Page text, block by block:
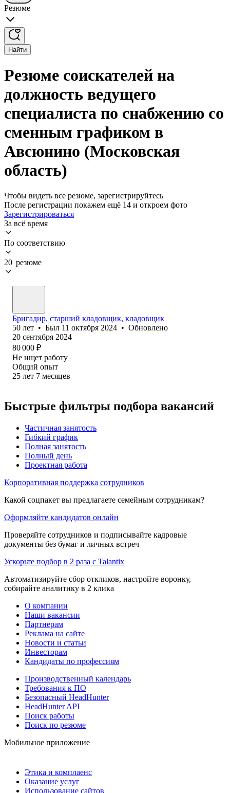
Резюме
Найти
Резюме соискателей на
должность ведущего
специалиста по снабжению со
сменным графиком в
Авсюнино (Московская
область)
Чтобы видеть все резюме, зарегистрируйтесь
После регистрации покажем ещё 14 и откроем фото
Зарегистрироваться
За всё время
По соответствию
20 резюме
Бригадир, старший кладовщик, кладовщик
50 лет • Был 11 октября 2024 • Обновлено
20 сентября 2024
80 000 ₽
Не ищет работу
Общий опыт
25 лет 7 месяцев
Быстрые фильтры подбора вакансий
Частичная занятость
Гибкий график
Полная занятость
Полный день
Проектная работа
Корпоративная поддержка сотрудников
Какой соцпакет вы предлагаете семейным сотрудникам?
Оформляйте кандидатов онлайн
Проверяйте сотрудников и подписывайте кадровые
документы без бумаг и личных встреч
Ускорьте подбор в 2 раза с Talantix
Автоматизируйте сбор откликов, настройте воронку,
собирайте аналитику в 2 клика
О компании
Наши вакансии
Партнерам
Реклама на сайте
Новости и статьи
Инвесторам
Кандидаты по профессиям
Производственный календарь
Требования к ПО
Безопасный HeadHunter
HeadHunter API
Поиск работы
Поиск по резюме
Мобильное приложение
Этика и комплаенс
Оказание услуг
Использование сайтов